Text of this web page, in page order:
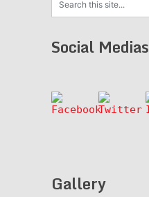
Social Medias
Gallery